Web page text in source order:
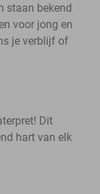
staan bekend
voor jong en
je verblijf of
Dit
hart van elk